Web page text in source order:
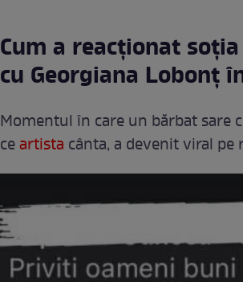
Cum a reacționat
cu Georgiana Lobonț
Momentul în care un bărbat sare
ceartista cânta, a devenit viral pe